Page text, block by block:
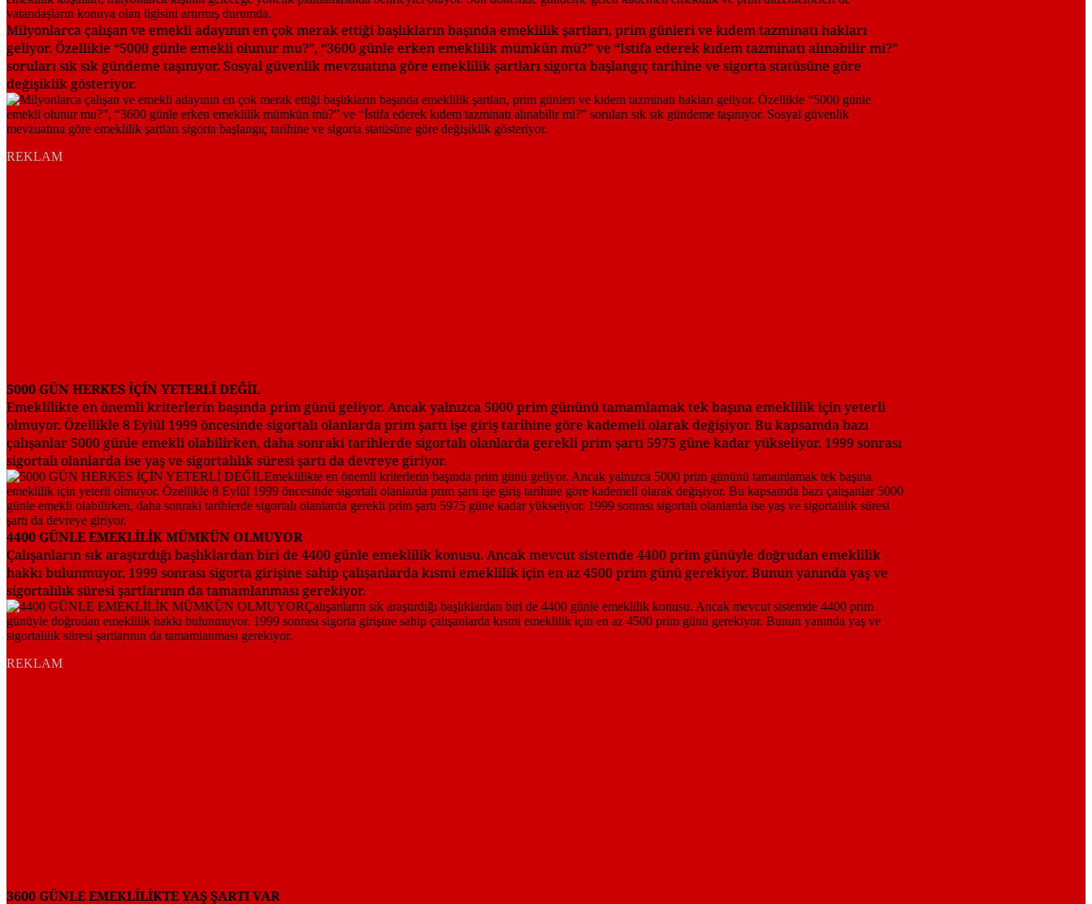
Milyonlarca çalışan ve emekli adayının en çok merak ettiği başlıkların başında emeklilik şartları, prim günleri ve kıdem tazminatı hakları
geliyor. Özellikle “5000 günle emekli olunur mu?”, “3600 günle erken emeklilik mümkün mü?” ve “İstifa ederek kıdem tazminatı alınabilir mi?”
soruları sık sık gündeme taşınıyor. Sosyal güvenlik mevzuatına göre emeklilik şartları sigorta başlangıç tarihine ve sigorta statüsüne göre
değişiklik gösteriyor.
REKLAM
5000 GÜN HERKES İÇİN YETERLİ DEĞİL
Emeklilikte en önemli kriterlerin başında prim günü geliyor. Ancak yalnızca 5000 prim gününü tamamlamak tek başına emeklilik için yeterli
olmuyor. Özellikle 8 Eylül 1999 öncesinde sigortalı olanlarda prim şartı işe giriş tarihine göre kademeli olarak değişiyor. Bu kapsamda bazı
çalışanlar 5000 günle emekli olabilirken, daha sonraki tarihlerde sigortalı olanlarda gerekli prim şartı 5975 güne kadar yükseliyor. 1999 sonrası
sigortalı olanlarda ise yaş ve sigortalılık süresi şartı da devreye giriyor.
4400 GÜNLE EMEKLİLİK MÜMKÜN OLMUYOR
Çalışanların sık araştırdığı başlıklardan biri de 4400 günle emeklilik konusu. Ancak mevcut sistemde 4400 prim günüyle doğrudan emeklilik
hakkı bulunmuyor. 1999 sonrası sigorta girişine sahip çalışanlarda kısmi emeklilik için en az 4500 prim günü gerekiyor. Bunun yanında yaş ve
sigortalılık süresi şartlarının da tamamlanması gerekiyor.
REKLAM
3600 GÜNLE EMEKLİLİKTE YAŞ ŞARTI VAR